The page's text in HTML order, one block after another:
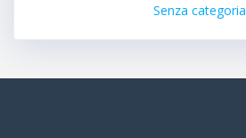
Senza categoria